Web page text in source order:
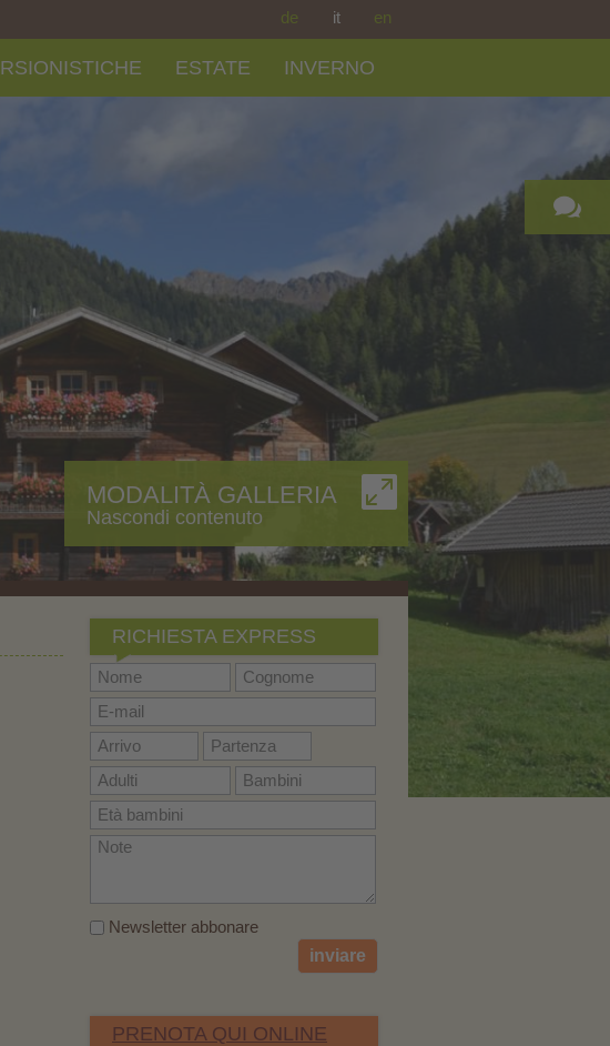
de it en
ESTATE INVERNO
MODALITÀ GALLERIA
Nascondi contenuto
RICHIESTA EXPRESS
Newsletter abbonare
inviare
PRENOTA QUI ONLINE